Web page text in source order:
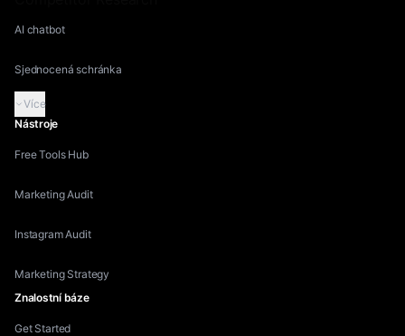
AI chatbot
Sjednocená schránka
Více
Nástroje
Free Tools Hub
Marketing Audit
Instagram Audit
Marketing Strategy
Znalostní báze
Get Started